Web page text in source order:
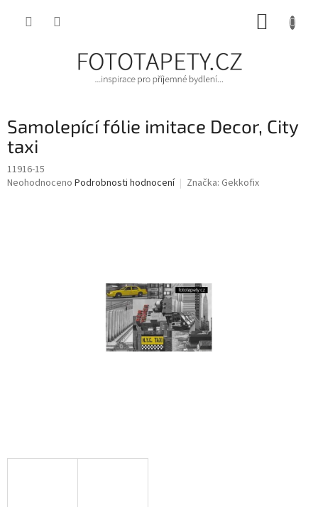
Samolepící fólie imitace Decor, City
taxi
11916-15
Průměrné
Neohodnoceno Podrobnosti hodnocení Značka: Gekkofix